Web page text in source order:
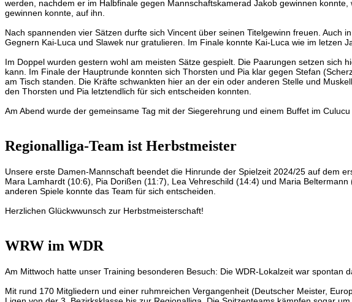
werden, nachdem er im Halbfinale gegen Mannschaftskamerad Jakob gewinnen
gewinnen konnte, auf ihn.
Nach spannenden vier Sätzen durfte sich Vincent über seinen Titelgewinn freuen.
Gegnern Kai-Luca und Slawek nur gratulieren. Im Finale konnte Kai-Luca wie im letzen
Im Doppel wurden gestern wohl am meisten Sätze gespielt. Die Paarungen setzen
kann. Im Finale der Hauptrunde konnten sich Thorsten und Pia klar gegen Stefan
am Tisch standen. Die Kräfte schwankten hier an der ein oder anderen Stelle und
den Thorsten und Pia letztendlich für sich entscheiden konnten.
Am Abend wurde der gemeinsame Tag mit der Siegerehrung und einem Buffet im
Regionalliga-Team ist Herbstmeister
Unsere erste Damen-Mannschaft beendet die Hinrunde der Spielzeit 2024/25 auf dem
Mara Lamhardt (10:6), Pia Dorißen (11:7), Lea Vehreschild (14:4) und Maria
anderen Spiele konnte das Team für sich entscheiden.
Herzlichen Glückwwunsch zur Herbstmeisterschaft!
WRW im WDR
Am Mittwoch hatte unser Training besonderen Besuch: Die WDR-Lokalzeit war
Mit rund 170 Mitgliedern und einer ruhmreichen Vergangenheit (Deutscher Meister,